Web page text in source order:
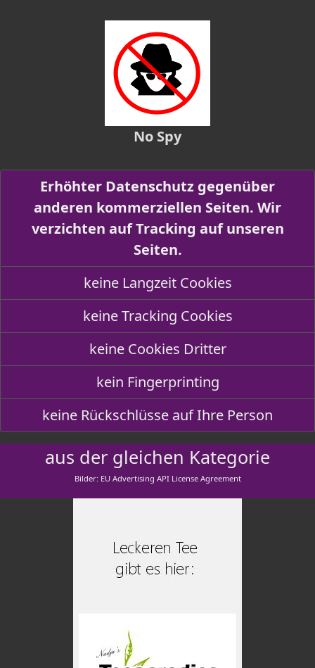
No Spy
Erhöhter Datenschutz gegenüber
anderen kommerziellen Seiten. Wir
verzichten auf Tracking auf unseren
Seiten.
keine Langzeit Cookies
keine Tracking Cookies
keine Cookies Dritter
kein Fingerprinting
keine Rückschlüsse auf Ihre Person
aus der gleichen Kategorie
Bilder: EU Advertising API License Agreement